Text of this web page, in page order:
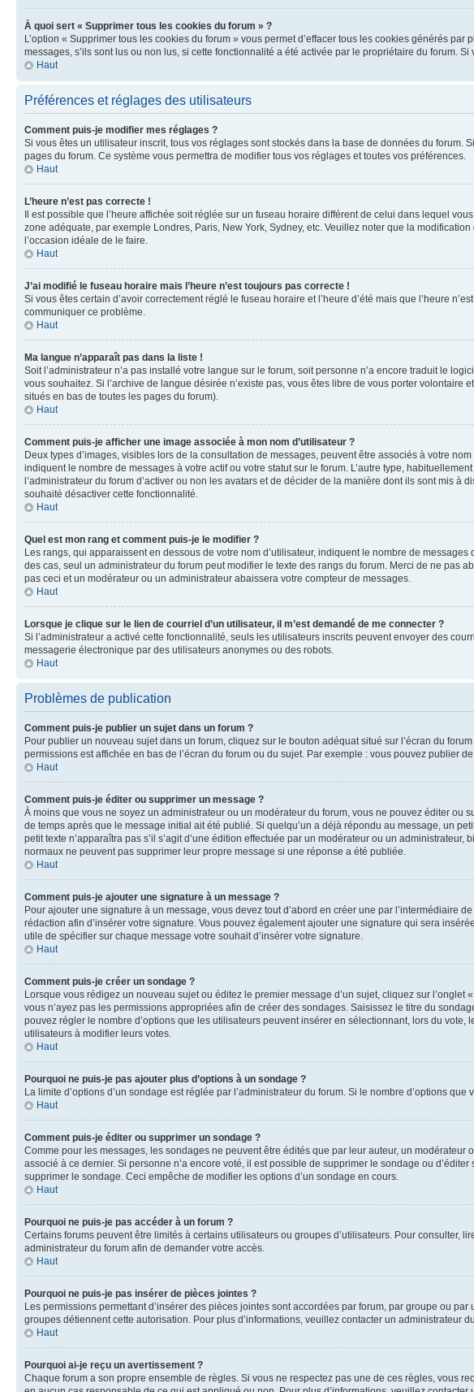
À quoi sert « Supprimer tous les cookies du forum » ?
L’option « Supprimer tous les cookies du forum » vous permet d’effacer tous les cookies générés
messages, s’ils sont lus ou non lus, si cette fonctionnalité a été activée par le propriétaire du forum.
Haut
Préférences et réglages des utilisateurs
Comment puis-je modifier mes réglages ?
Si vous êtes un utilisateur inscrit, tous vos réglages sont stockés dans la base de données du
pages du forum. Ce système vous permettra de modifier tous vos réglages et toutes vos préférences.
Haut
L’heure n’est pas correcte !
Il est possible que l’heure affichée soit réglée sur un fuseau horaire différent de celui dans lequel
zone adéquate, par exemple Londres, Paris, New York, Sydney, etc. Veuillez noter que la
l’occasion idéale de le faire.
Haut
J’ai modifié le fuseau horaire mais l’heure n’est toujours pas correcte !
Si vous êtes certain d’avoir correctement réglé le fuseau horaire et l’heure d’été mais que l’heure
communiquer ce problème.
Haut
Ma langue n’apparaît pas dans la liste !
Soit l’administrateur n’a pas installé votre langue sur le forum, soit personne n’a encore traduit le
vous souhaitez. Si l’archive de langue désirée n’existe pas, vous êtes libre de vous porter
situés en bas de toutes les pages du forum).
Haut
Comment puis-je afficher une image associée à mon nom d’utilisateur ?
Deux types d’images, visibles lors de la consultation de messages, peuvent être associés à votre
indiquent le nombre de messages à votre actif ou votre statut sur le forum. L’autre type,
l’administrateur du forum d’activer ou non les avatars et de décider de la manière dont ils sont mis
souhaité désactiver cette fonctionnalité.
Haut
Quel est mon rang et comment puis-je le modifier ?
Les rangs, qui apparaissent en dessous de votre nom d’utilisateur, indiquent le nombre de
des cas, seul un administrateur du forum peut modifier le texte des rangs du forum. Merci de ne pas
pas ceci et un modérateur ou un administrateur abaissera votre compteur de messages.
Haut
Lorsque je clique sur le lien de courriel d’un utilisateur, il m’est demandé de me connecter ?
Si l’administrateur a activé cette fonctionnalité, seuls les utilisateurs inscrits peuvent envoyer des
messagerie électronique par des utilisateurs anonymes ou des robots.
Haut
Problèmes de publication
Comment puis-je publier un sujet dans un forum ?
Pour publier un nouveau sujet dans un forum, cliquez sur le bouton adéquat situé sur l’écran du
permissions est affichée en bas de l’écran du forum ou du sujet. Par exemple : vous pouvez publier
Haut
Comment puis-je éditer ou supprimer un message ?
À moins que vous ne soyez un administrateur ou un modérateur du forum, vous ne pouvez éditer
de temps après que le message initial ait été publié. Si quelqu’un a déjà répondu au message, un
petit texte n’apparaîtra pas s’il s’agit d’une édition effectuée par un modérateur ou un
normaux ne peuvent pas supprimer leur propre message si une réponse a été publiée.
Haut
Comment puis-je ajouter une signature à un message ?
Pour ajouter une signature à un message, vous devez tout d’abord en créer une par l’intermédiaire
rédaction afin d’insérer votre signature. Vous pouvez également ajouter une signature qui sera
utile de spécifier sur chaque message votre souhait d’insérer votre signature.
Haut
Comment puis-je créer un sondage ?
Lorsque vous rédigez un nouveau sujet ou éditez le premier message d’un sujet, cliquez sur
vous n’ayez pas les permissions appropriées afin de créer des sondages. Saisissez le titre du
pouvez régler le nombre d’options que les utilisateurs peuvent insérer en sélectionnant, lors du
utilisateurs à modifier leurs votes.
Haut
Pourquoi ne puis-je pas ajouter plus d’options à un sondage ?
La limite d’options d’un sondage est réglée par l’administrateur du forum. Si le nombre d’options
Haut
Comment puis-je éditer ou supprimer un sondage ?
Comme pour les messages, les sondages ne peuvent être édités que par leur auteur, un
associé à ce dernier. Si personne n’a encore voté, il est possible de supprimer le sondage ou
supprimer le sondage. Ceci empêche de modifier les options d’un sondage en cours.
Haut
Pourquoi ne puis-je pas accéder à un forum ?
Certains forums peuvent être limités à certains utilisateurs ou groupes d’utilisateurs. Pour
administrateur du forum afin de demander votre accès.
Haut
Pourquoi ne puis-je pas insérer de pièces jointes ?
Les permissions permettant d’insérer des pièces jointes sont accordées par forum, par groupe ou
groupes détiennent cette autorisation. Pour plus d’informations, veuillez contacter un administrateur
Haut
Pourquoi ai-je reçu un avertissement ?
Chaque forum a son propre ensemble de règles. Si vous ne respectez pas une de ces règles, vous